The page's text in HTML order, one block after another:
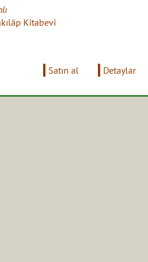
Kitabevi
Satın al Detaylar